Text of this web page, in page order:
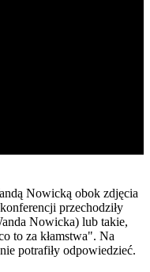
Nowicką obok zdjęcia
przechodziły
Nowicka) lub takie,
to za kłamstwa". Na
potrafiły odpowiedzieć.